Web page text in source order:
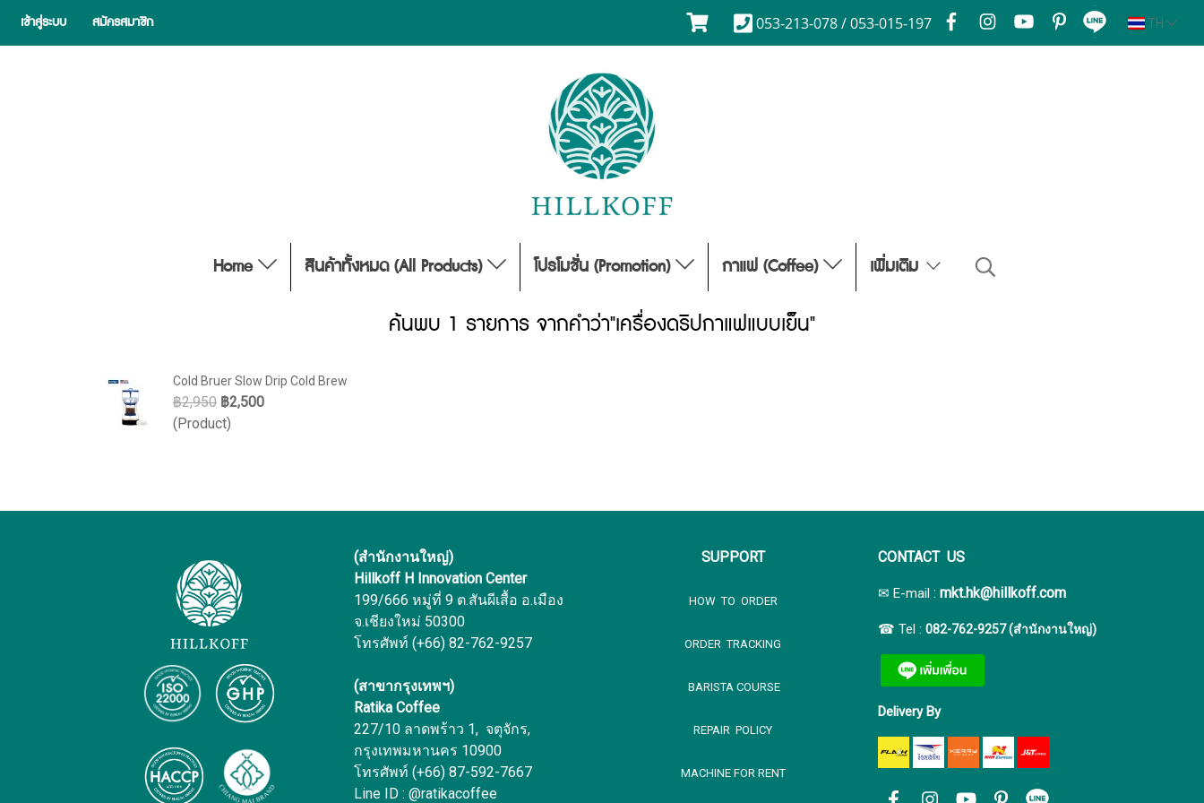
เข้าสู่ระบบ สมัครสมาชิก 053-213-078 / 053-015-197 TH
Home สินค้าทั้งหมด (All Products) โปรโมชั่น (Promotion) กาแฟ (Coffee) เพิ่มเติม
ค้นพบ 1 รายการ จากคำว่า"เครื่องดริปกาแฟแบบเย็น"
Cold Bruer Slow Drip Cold Brew
฿2,950 ฿2,500
(Product)
(สำนักงานใหญ่)
Hillkoff H Innovation Center
199/666 หมู่ที่ 9 ต.สันผีเสื้อ อ.เมือง
จ.เชียงใหม่ 50300
โทรศัพท์ (+66) 82-762-9257
(สาขากรุงเทพฯ)
Ratika Coffee
227/10 ลาดพร้าว 1, จตุจักร,
กรุงเทพมหานคร 10900
โทรศัพท์ (+66) 87-592-7667
Line ID : @ratikacoffee
SUPPORT
HOW TO ORDER
ORDER TRACKING
BARISTA COURSE
REPAIR POLICY
MACHINE FOR RENT
CONTACT US
✉ E-mail : mkt.hk@hillkoff.com
☎ Tel : 082-762-9257 (สำนักงานใหญ่)
Delivery By